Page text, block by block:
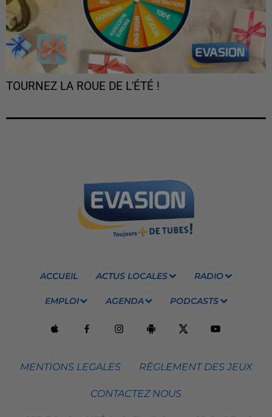
TOURNEZ LA ROUE DE L'ÉTÉ !
ACCUEIL ACTUS LOCALES RADIO
EMPLOI AGENDA PODCASTS
MENTIONS LEGALES RÈGLEMENT DES JEUX
CONTACTEZ NOUS